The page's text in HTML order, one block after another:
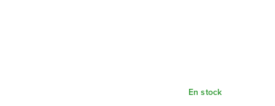
En stock